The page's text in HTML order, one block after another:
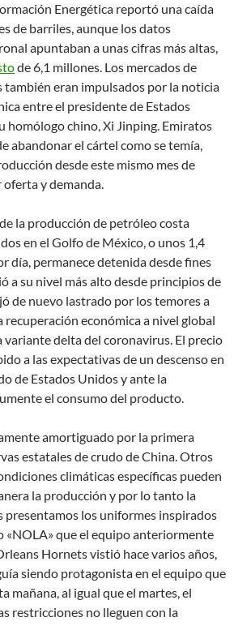
Energética reportó una caída
de barriles, aunque los datos
apuntaban a unas cifras más altas,
de 6,1 millones. Los mercados de
también eran impulsados por la noticia
entre el presidente de Estados
homólogo chino, Xi Jinping. Emiratos
abandonar el cártel como se temía,
desde este mismo mes de
y demanda.
la producción de petróleo costa
en el Golfo de México, o unos 1,4
día, permanece detenida desde fines
a su nivel más alto desde principios de
de nuevo lastrado por los temores a
recuperación económica a nivel global
variante delta del coronavirus. El precio
a las expectativas de un descenso en
de Estados Unidos y ante la
el consumo del producto.
amortiguado por la primera
estatales de crudo de China. Otros
climáticas específicas pueden
la producción y por lo tanto la
presentamos los uniformes inspirados
«NOLA» que el equipo anteriormente
Hornets vistió hace varios años,
siendo protagonista en el equipo que
mañana, al igual que el martes, el
restricciones no lleguen con la